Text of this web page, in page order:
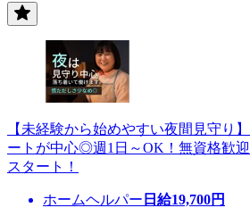
【未経験から始めやすい夜間見守り
ートが中心◎週1日～OK！無資格歓
スタート！
ホームヘルパー 日給19,700円